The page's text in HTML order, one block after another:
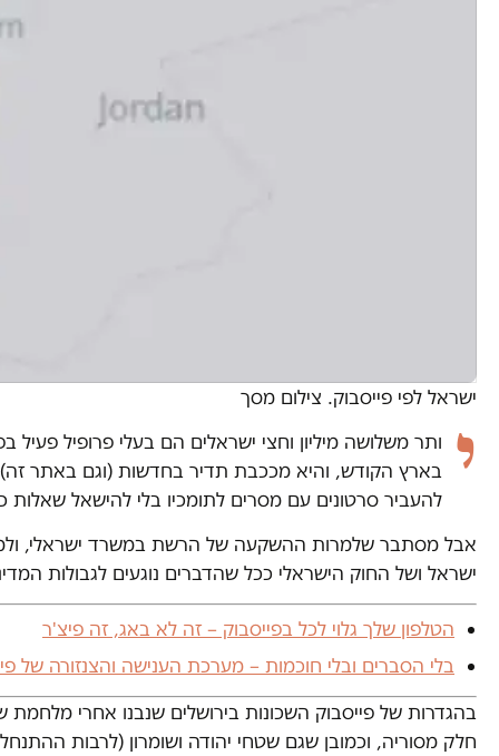
ישראל לפי פייסבוק. צילום מסך
י
ותר משלושה מיליון וחצי ישראלים הם בעלי פרופיל
בארץ הקודש, והיא מככבת תדיר בחדשות (וגם באתר
להעביר סרטונים עם מסרים לתומכיו בלי להישאל
אבל מסתבר שלמרות ההשקעה של הרשת במשרד ישראלי,
ישראל ושל החוק הישראלי ככל שהדברים נוגעים לגבולות
הטלפון שלך גלוי לכל בפייסבוק – זה לא באג, זה פיצ'ר
בלי הסברים ובלי חוכמות – מערכת הענישה והצנזורה של
בהגדרות של פייסבוק השכונות בירושלים שנבנו אחרי
חלק מסוריה, וכמובן שגם שטחי יהודה ושומרון (לרבות